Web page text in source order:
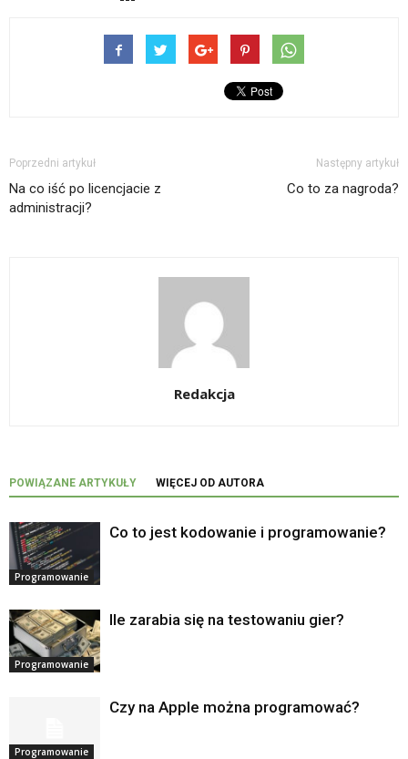
Poprzedni artykuł
Na co iść po licencjacie z
administracji?
Następny artykuł
Co to za nagroda?
Redakcja
POWIĄZANE ARTYKUŁY WIĘCEJ OD AUTORA
Programowanie
Co to jest kodowanie i programowanie?
Programowanie
Ile zarabia się na testowaniu gier?
Programowanie
Czy na Apple można programować?